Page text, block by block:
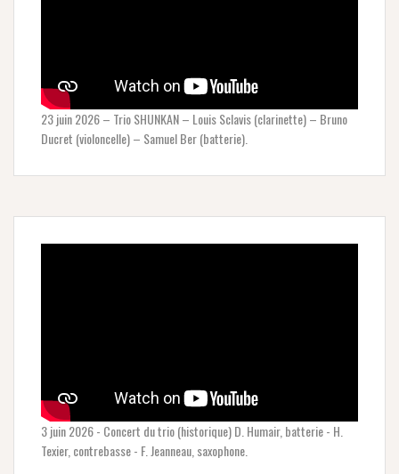
23 juin 2026 – Trio SHUNKAN – Louis Sclavis (clarinette) – Bruno
Ducret (violoncelle) – Samuel Ber (batterie).
3 juin 2026 - Concert du trio (historique) D. Humair, batterie - H.
Texier, contrebasse - F. Jeanneau, saxophone.